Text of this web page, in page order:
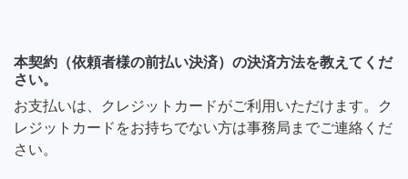
本契約（依頼者様の前払い決済）の決済方法を教えてくだ
さい。
お支払いは、クレジットカードがご利用いただけます。ク
レジットカードをお持ちでない方は事務局までご連絡くだ
さい。